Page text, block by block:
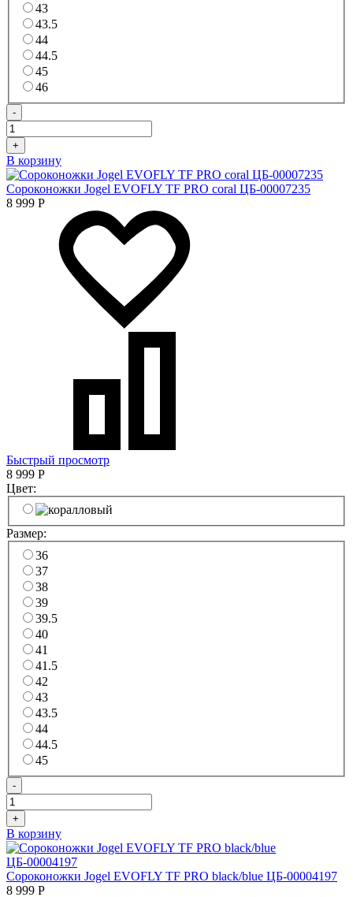
43
43.5
44
44.5
45
46
-
+
В корзину
Сороконожки Jogel EVOFLY TF PRO coral ЦБ-00007235
8 999 Р
Быстрый просмотр
8 999 Р
Цвет:
Размер:
36
37
38
39
39.5
40
41
41.5
42
43
43.5
44
44.5
45
-
+
В корзину
Сороконожки Jogel EVOFLY TF PRO black/blue ЦБ-00004197
8 999 Р